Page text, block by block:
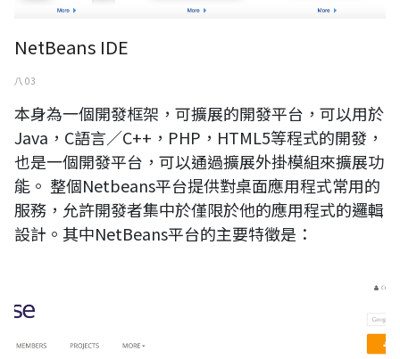
NetBeans IDE
八 03
本身為一個開發框架，可擴展的開發平台，可以用於
Java，C語言／C++，PHP，HTML5等程式的開發，
也是一個開發平台，可以通過擴展外掛模組來擴展功
能。 整個Netbeans平台提供對桌面應用程式常用的
服務，允許開發者集中於僅限於他的應用程式的邏輯
設計。其中NetBeans平台的主要特徵是：